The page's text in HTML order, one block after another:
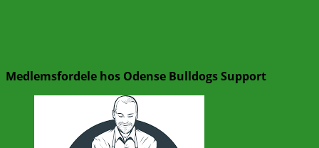
Medlemsfordele hos Odense Bulldogs Support